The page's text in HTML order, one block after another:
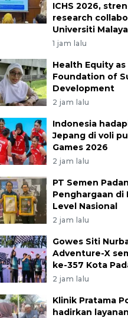
ICHS 2026,
research
Universiti Malaya
1 jam lalu
Health Equity
Foundation of
Development
2 jam lalu
Indonesia
Jepang di voli
Games 2026
2 jam lalu
PT Semen
Penghargaan di
Level Nasional
2 jam lalu
Gowes Siti
Adventure-X
ke-357 Kota
2 jam lalu
Klinik Pratama
hadirkan